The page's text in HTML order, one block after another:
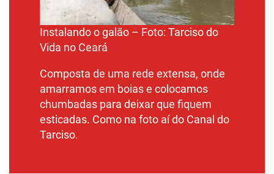
Instalando o galão – Foto: Tarciso do
Vida no Ceará
Composta de uma rede extensa, onde
amarramos em boias e colocamos
chumbadas para deixar que fiquem
esticadas. Como na foto aí do Canal do
Tarciso.